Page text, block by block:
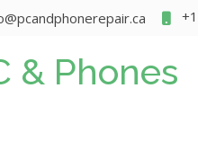
& Phones